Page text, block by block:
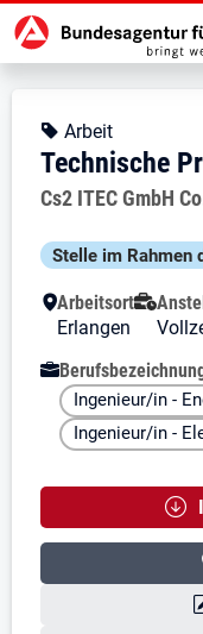
Kopfbereich
Angebotsart:
Arbeit
Technische
Arbeitgeber:
Cs2 ITEC GmbH
Besondere
Stelle im Rahmen
Arbeitsort
Erlangen
Ingenieur/in -
Ingenieur/in -